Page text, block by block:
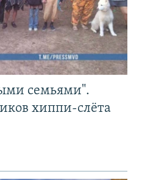
семьями".
хиппи-слёта